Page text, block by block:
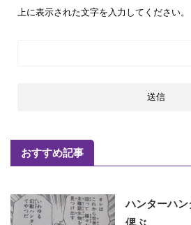
上に表示された文字を入力してください。
おすすめ記事
ハンターハ